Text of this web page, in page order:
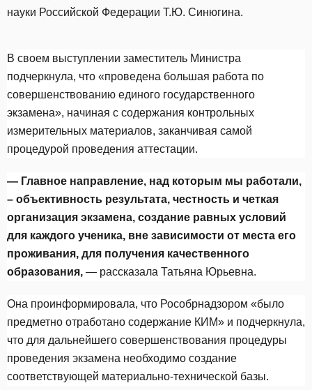
науки Российской Федерации Т.Ю. Синюгина.
В своем выступлении заместитель Министра
подчеркнула, что «проведена большая работа по
совершенствованию единого государственного
экзамена», начиная с содержания контрольных
измерительных материалов, заканчивая самой
процедурой проведения аттестации.
— Главное направление, над которым мы работали,
– объективность результата, честность и четкая
организация экзамена, создание равных условий
для каждого ученика, вне зависимости от места его
проживания, для получения качественного
образования, — рассказала Татьяна Юрьевна.
Она проинформировала, что Рособрнадзором «было
предметно отработано содержание КИМ» и подчеркнула,
что для дальнейшего совершенствования процедуры
проведения экзамена необходимо создание
соответствующей материально-технической базы.